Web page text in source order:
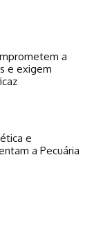
a
e exigem
e
a Pecuária